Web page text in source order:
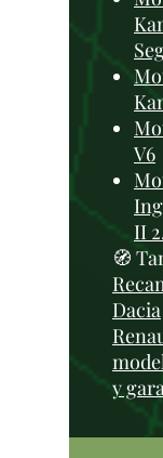
V6
II
🧭
Dacia
y